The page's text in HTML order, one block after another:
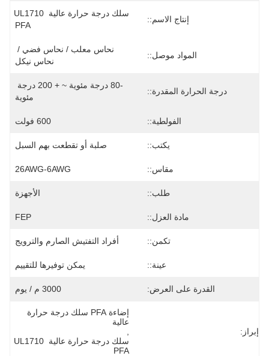
إنتاج الاسم::
سلك درجة حرارة عالية UL1710
PFA
المواد موصل::
نحاس نيكل
درجة الحرارة المقدرة::
مئوية
الفولطية:: 600 فولت
يكتب:: صلبة أو تقطعت بهم السبل
مقاس:: 26AWG-6AWG
طلب:: الأجهزة
مادة العزل:: FEP
تكمن:: أفراد التفتيش الصارم والترويج
عينة:: يمكن توفيرها للتقييم
القدرة على العرض: 3000 م / يوم
إبراز:
عالية
سلك درجة حرارة عالية UL1710
PFA